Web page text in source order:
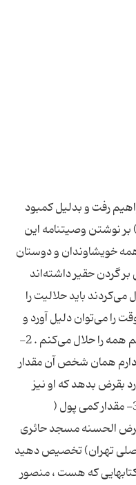
رفت و بدلیل کمبود
بر نوشتن وصیتنامه این
یادآور مى‌شوم . 1- از همه خویشاوندان و دوستان
گردن حقیر داشته‌اند
باید حلالیت را
را مى‌توان دلیل آورد و
این بنده حقیر نیز اگر حقى داشته باشم همه را حلال مى‌کنم . 2-
همان شخص آن مقدار
بقرض بدهد که او نیز
سپس به کسى دیگر بقرض بدهد تا . 3- مقدار کمى پول (
الحسنه مسجد حائرى
تهران) تخصیص دهید
را به جبهه بدهید . 4- کتابهایى که هست ، منصور